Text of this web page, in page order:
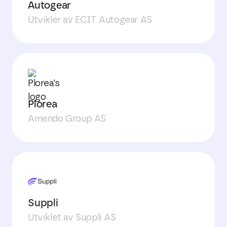
Autogear
Utvikler av ECIT Autogear AS
Plorea
Amendo Group AS
Suppli
Utviklet av Suppli AS